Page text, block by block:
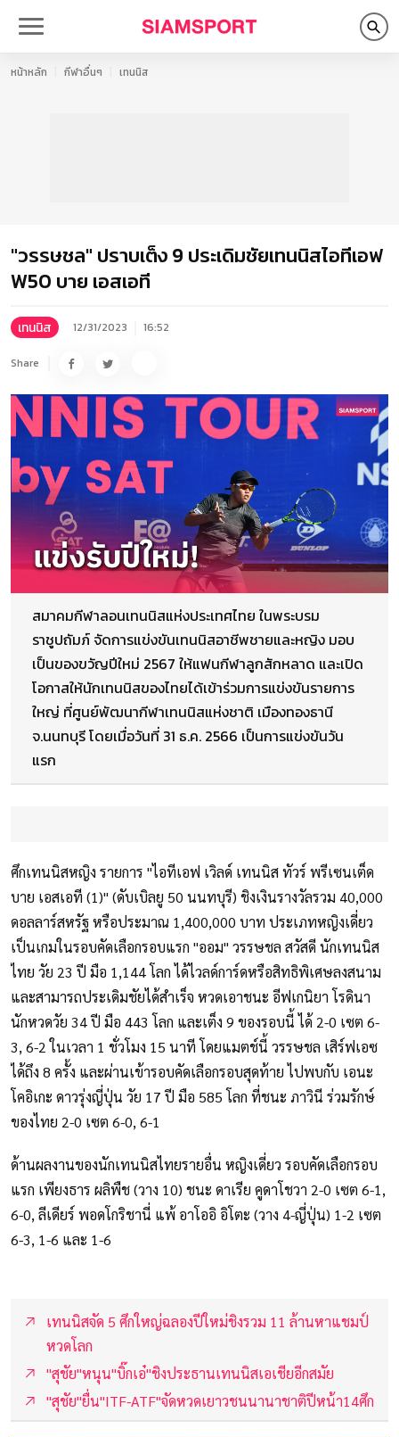
หน้าหลัก กีฬาอื่นๆ เทนนิส
"วรรษชล" ปราบเต็ง 9 ประเดิมชัยเทนนิสไอทีเอฟ
W50 บาย เอสเอที
เทนนิส 12/31/2023 16:52
Share
สมาคมกีฬาลอนเทนนิสแห่งประเทศไทย ในพระบรม
ราชูปถัมภ์ จัดการแข่งขันเทนนิสอาชีพชายและหญิง มอบ
เป็นของขวัญปีใหม่ 2567 ให้แฟนกีฬาลูกสักหลาด และเปิด
โอกาสให้นักเทนนิสของไทยได้เข้าร่วมการแข่งขันรายการ
ใหญ่ ที่ศูนย์พัฒนากีฬาเทนนิสแห่งชาติ เมืองทองธานี
จ.นนทบุรี โดยเมื่อวันที่ 31 ธ.ค. 2566 เป็นการแข่งขันวัน
แรก
ศึกเทนนิสหญิง รายการ "ไอทีเอฟ เวิลด์ เทนนิส ทัวร์ พรีเซนเต็ด
บาย เอสเอที (1)" (ดับเบิลยู 50 นนทบุรี) ชิงเงินรางวัลรวม 40,000
ดอลลาร์สหรัฐ หรือประมาณ 1,400,000 บาท ประเภทหญิงเดี่ยว
เป็นเกมในรอบคัดเลือกรอบแรก "ออม" วรรษชล สวัสดี นักเทนนิส
ไทย วัย 23 ปี มือ 1,144 โลก ได้ไวลด์การ์ดหรือสิทธิพิเศษลงสนาม
และสามารถประเดิมชัยได้สำเร็จ หวดเอาชนะ อีฟเกนิยา โรดินา
นักหวดวัย 34 ปี มือ 443 โลก และเต็ง 9 ของรอบนี้ ได้ 2-0 เซต 6-
3, 6-2 ในเวลา 1 ชั่วโมง 15 นาที โดยแมตช์นี้ วรรษชล เสิร์ฟเอซ
ได้ถึง 8 ครั้ง และผ่านเข้ารอบคัดเลือกรอบสุดท้าย ไปพบกับ เอนะ
โคอิเกะ ดาวรุ่งญี่ปุ่น วัย 17 ปี มือ 585 โลก ที่ชนะ ภาวินี ร่วมรักษ์
ของไทย 2-0 เซต 6-0, 6-1
ด้านผลงานของนักเทนนิสไทยรายอื่น หญิงเดี่ยว รอบคัดเลือกรอบ
แรก เพียงธาร ผลิพืช (วาง 10) ชนะ ดาเรีย คูดาโชวา 2-0 เซต 6-1,
6-0, ลีเดียร์ พอดโกริชานี่ แพ้ อาโออิ อิโตะ (วาง 4-ญี่ปุ่น) 1-2 เซต
6-3, 1-6 และ 1-6
เทนนิสจัด 5 ศึกใหญ่ฉลองปีใหม่ชิงรวม 11 ล้านหาแชมป์
หวดโลก
"สุชัย"หนุน"บิ๊กเอ๋"ชิงประธานเทนนิสเอเชียอีกสมัย
"สุชัย"ยื่น"ITF-ATF"จัดหวดเยาวชนนานาชาติปีหน้า14ศึก